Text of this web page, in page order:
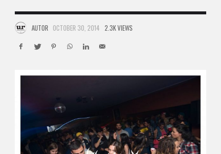
AUTOR OCTOBER 30, 2014 2.3K VIEWS